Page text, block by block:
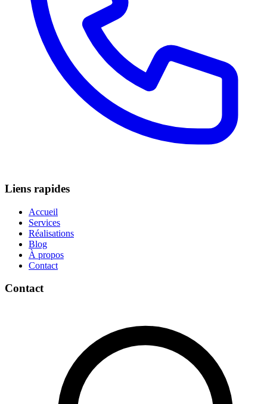
Liens rapides
Accueil
Services
Réalisations
Blog
À propos
Contact
Contact